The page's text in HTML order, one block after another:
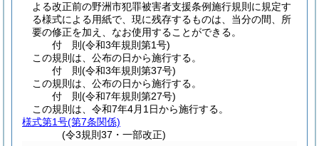
よる改正前の野洲市犯罪被害者支援条例施行規則に規定す
る様式による用紙で、現に残存するものは、当分の間、所
要の修正を加え、なお使用することができる。
付 則(令和3年規則第1号)
この規則は、公布の日から施行する。
付 則(令和3年規則第37号)
この規則は、公布の日から施行する。
付 則(令和7年規則第27号)
この規則は、令和7年4月1日から施行する。
様式第1号(第7条関係)
(令3規則37・一部改正)